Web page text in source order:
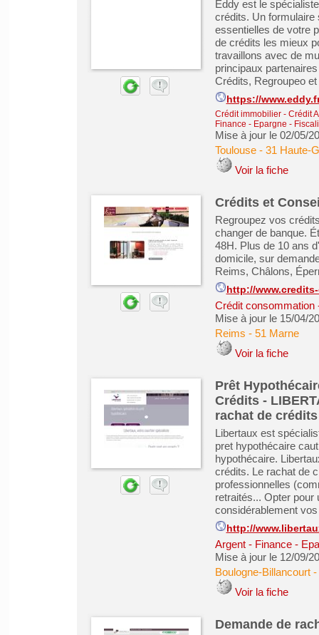
Eddy est le
crédits. Un formulaire
essentielles de votre
de crédits les mieux
travaillons avec de
principaux
Crédits, Regroupeo
https://
Crédit immobilier- Crédit
Finance - Epargne -
Mise à jour le 02/05/
Toulouse- 31 Haute-
Voir la fiche
Crédits et
Regroupez vos
changer de banque.
48H. Plus de 10 ans
domicile, sur
Reims, Châlons,
http://
Crédit consommation
Mise à jour le 15/04/
Reims - 51 Marne
Voir la fiche
Prêt
Crédits -
rachat de crédits
Libertaux est
pret hypothécaire
hypothécaire.
crédits. Le rachat de
professionnelles
retraités... Opter
considérablement
http://
Argent - Finance -
Mise à jour le 12/09/
Boulogne-Billancourt-
Voir la fiche
Demande de